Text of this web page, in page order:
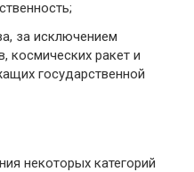
за исключением
космических ракет и
государственной
некоторых категорий